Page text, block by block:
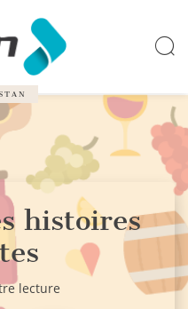
histoires
lecture